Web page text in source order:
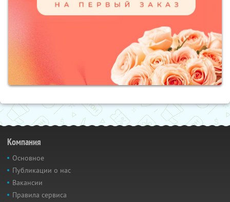
Компания
Основное
Публикации о нас
Вакансии
Правила сервиса